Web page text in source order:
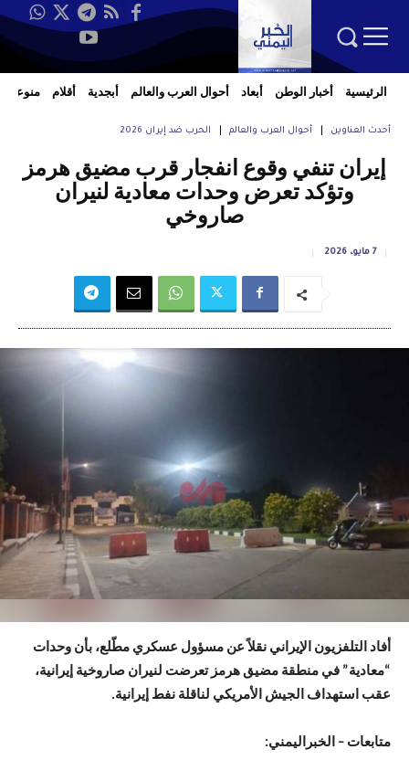
الرئيسية أخبار الوطن أبعاد أحوال العرب والعالم أبجدية أقلام منوعات
أحدث العناوين أحوال العرب والعالم الحرب ضد إيران 2026
إيران تنفي وقوع انفجار قرب مضيق هرمز
وتؤكد تعرض وحدات معادية لنيران
صاروخي
7 مايو، 2026
أفاد التلفزيون الإيراني نقلاً عن مسؤول عسكري مطّلع، بأن وحدات
“معادية” في منطقة مضيق هرمز تعرضت لنيران صاروخية إيرانية،
عقب استهداف الجيش الأمريكي لناقلة نفط إيرانية.
متابعات – الخبراليمني: